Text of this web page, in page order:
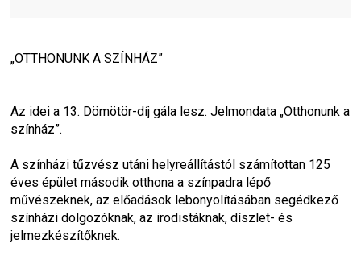
„OTTHONUNK A SZÍNHÁZ”
Az idei a 13. Dömötör-díj gála lesz. Jelmondata „Otthonunk a
színház”.
A színházi tűzvész utáni helyreállítástól számítottan 125
éves épület második otthona a színpadra lépő
művészeknek, az előadások lebonyolításában segédkező
színházi dolgozóknak, az irodistáknak, díszlet- és
jelmezkészítőknek.